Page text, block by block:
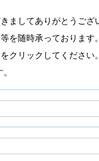
ましてありがとうござ
を随時承っております
クリックしてください